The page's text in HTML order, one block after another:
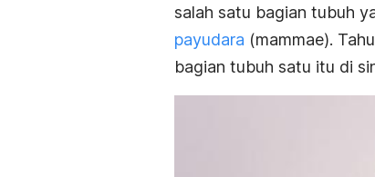
salah satu bagian tubuh
payudara (mammae).
bagian tubuh satu itu di